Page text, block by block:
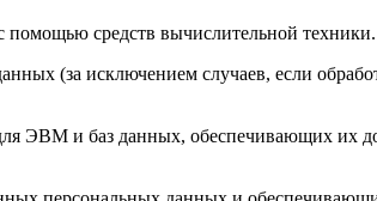
средств вычислительной техники.
(за исключением случаев, если
ЭВМ и баз данных, обеспечивающих их